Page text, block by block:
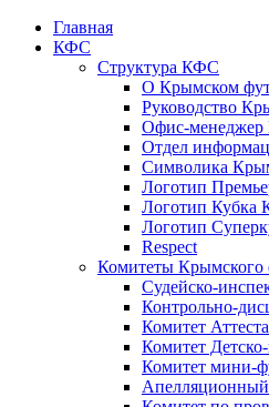
Главная
КФС
Структура КФС
О Крымском
Руководство
Офис-менеджер
Отдел
Символика
Логотип
Логотип Кубка
Логотип
Respect
Комитеты Крымского
Судейско-
Контрольно-
Комитет
Комитет
Комитет мини-
Апелляционный